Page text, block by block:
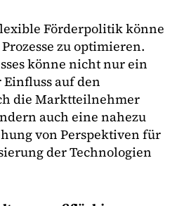
Förderpolitik könne
zu optimieren.
könne nicht nur ein
auf den
die Marktteilnehmer
auch eine nahezu
von Perspektiven für
der Technologien